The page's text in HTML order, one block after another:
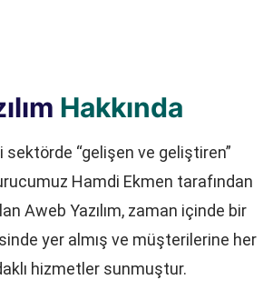
Hakkında
sektörde “gelişen ve geliştiren”
Hamdi Ekmen tarafından
Aweb Yazılım, zaman içinde bir
yer almış ve müşterilerine her
hizmetler sunmuştur.